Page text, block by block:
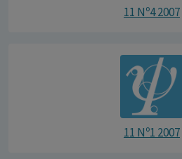
11 Nº4 2007
11 Nº1 2007